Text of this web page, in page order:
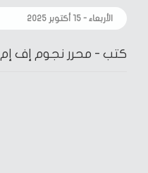
الأربعاء - ١٥ أكتوبر ٢٠٢٥
كتب - محرر نجوم إف إم